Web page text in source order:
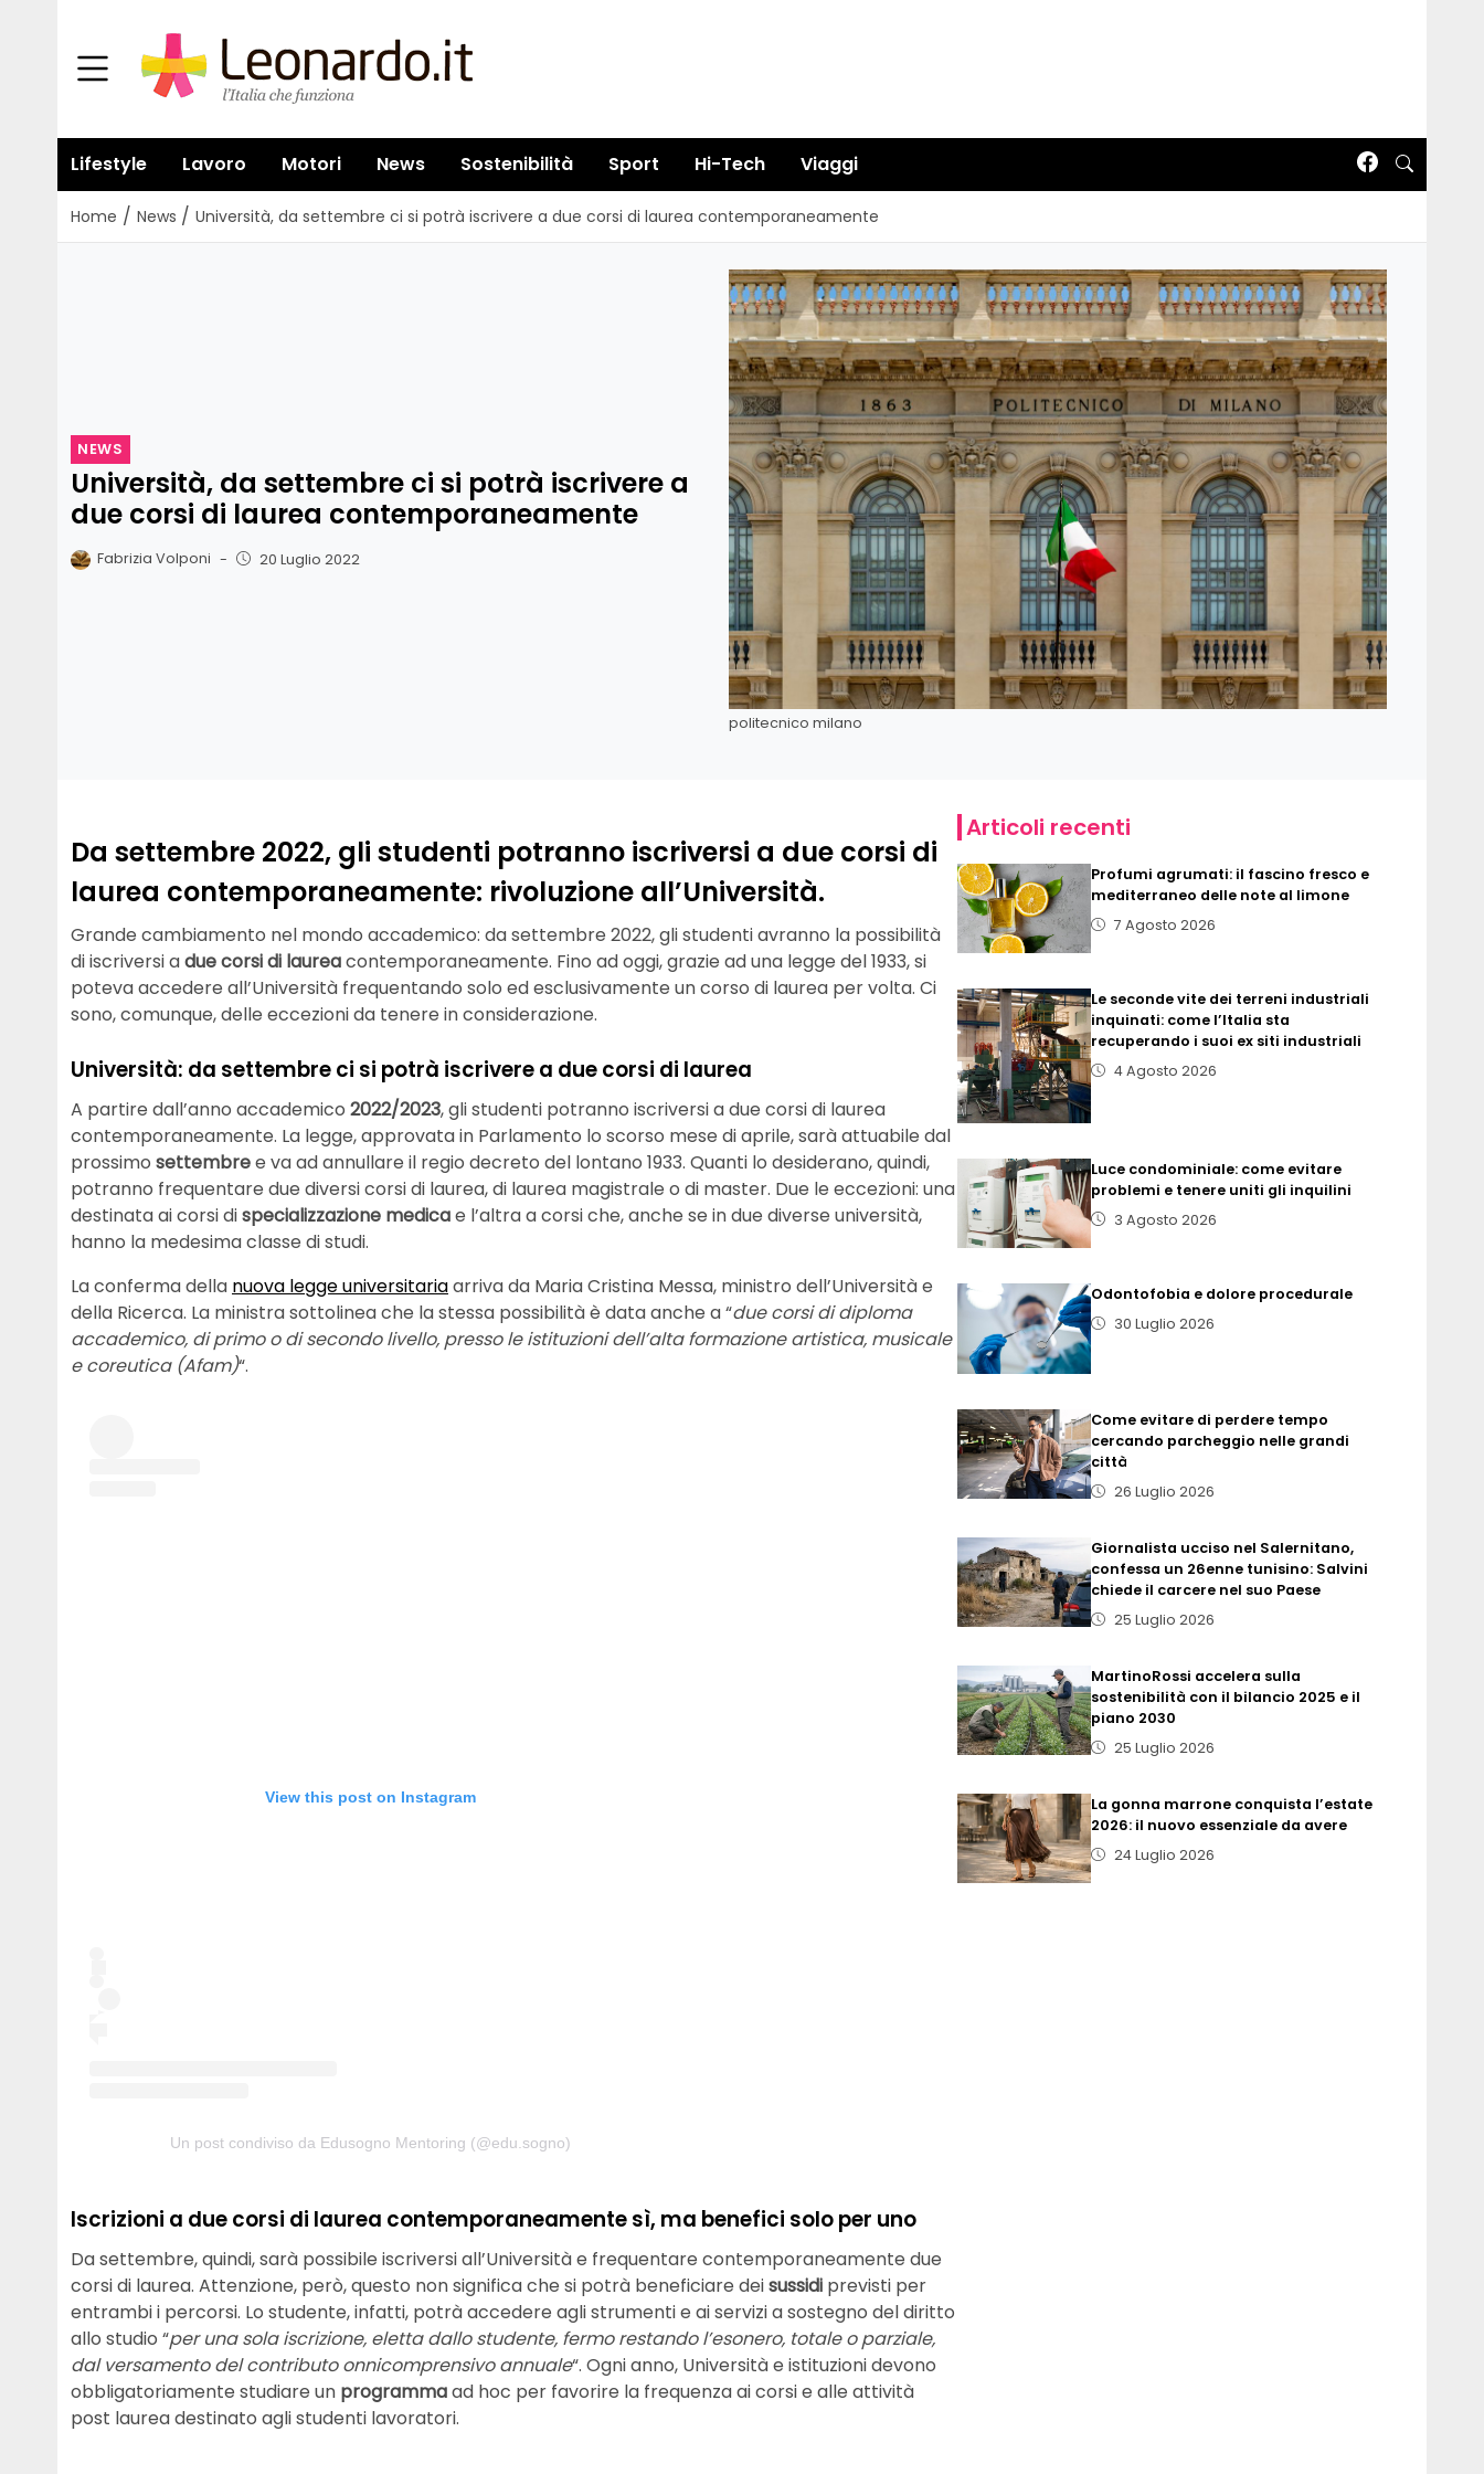
Lifestyle Lavoro Motori News Sostenibilità Sport Hi-Tech Viaggi
Home / News / Università, da settembre ci si potrà iscrivere a due corsi di laurea contemporaneamente
NEWS
Università, da settembre ci si potrà iscrivere a
due corsi di laurea contemporaneamente
Fabrizia Volponi - 20 Luglio 2022
politecnico milano
Da settembre 2022, gli studenti potranno iscriversi a due corsi di
laurea contemporaneamente: rivoluzione all’Università.
Grande cambiamento nel mondo accademico: da settembre 2022, gli studenti avranno la possibilità
di iscriversi adue corsi di laureacontemporaneamente. Fino ad oggi, grazie ad una legge del 1933, si
poteva accedere all’Università frequentando solo ed esclusivamente un corso di laurea per volta. Ci
sono, comunque, delle eccezioni da tenere in considerazione.
Università: da settembre ci si potrà iscrivere a due corsi di laurea
A partire dall’anno accademico 2022/2023, gli studenti potranno iscriversi a due corsi di laurea
contemporaneamente. La legge, approvata in Parlamento lo scorso mese di aprile, sarà attuabile dal
prossimo settembree va ad annullare il regio decreto del lontano 1933. Quanti lo desiderano, quindi,
potranno frequentare due diversi corsi di laurea, di laurea magistrale o di master. Due le eccezioni: una
destinata ai corsi dispecializzazione medicae l’altra a corsi che, anche se in due diverse università,
hanno la medesima classe di studi.
La conferma della nuova legge universitariaarriva da Maria Cristina Messa, ministro dell’Università e
della Ricerca. La ministra sottolinea che la stessa possibilità è data anche a “due corsi di diploma
accademico, di primo o di secondo livello, presso le istituzioni dell’alta formazione artistica, musicale
e coreutica (Afam)“.
View this post on Instagram
Un post condiviso da Edusogno Mentoring (@edu.sogno)
Iscrizioni a due corsi di laurea contemporaneamente sì, ma benefici solo per uno
Da settembre, quindi, sarà possibile iscriversi all’Università e frequentare contemporaneamente due
corsi di laurea. Attenzione, però, questo non significa che si potrà beneficiare deisussidi previsti per
entrambi i percorsi. Lo studente, infatti, potrà accedere agli strumenti e ai servizi a sostegno del diritto
allo studio “per una sola iscrizione, eletta dallo stu­dente, fermo restando l’esonero, totale o parziale,
dal versamento del contri­buto onnicomprensivo annuale“. Ogni anno, Università e istituzioni devono
obbligatoriamente studiare un programmaad hoc per favorire la frequenza ai corsi e alle attività
post laurea destinato agli studenti lavoratori.
Articoli recenti
Profumi agrumati: il fascino fresco e
mediterraneo delle note al limone
7 Agosto 2026
Le seconde vite dei terreni industriali
inquinati: come l’Italia sta
recuperando i suoi ex siti industriali
4 Agosto 2026
Luce condominiale: come evitare
problemi e tenere uniti gli inquilini
3 Agosto 2026
Odontofobia e dolore procedurale
30 Luglio 2026
Come evitare di perdere tempo
cercando parcheggio nelle grandi
città
26 Luglio 2026
Giornalista ucciso nel Salernitano,
confessa un 26enne tunisino: Salvini
chiede il carcere nel suo Paese
25 Luglio 2026
MartinoRossi accelera sulla
sostenibilità con il bilancio 2025 e il
piano 2030
25 Luglio 2026
La gonna marrone conquista l’estate
2026: il nuovo essenziale da avere
24 Luglio 2026